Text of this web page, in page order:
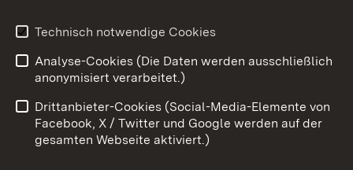
Youtube
Benutzungshinweise
Barrierefreiheit
Datenschutz
Cookies
Technisch notwendige Cookies
Analyse-Cookies (Die Daten werden ausschließlich
anonymisiert verarbeitet.)
Drittanbieter-Cookies (Social-Media-Elemente von
Facebook, X / Twitter und Google werden auf der
gesamten Webseite aktiviert.)